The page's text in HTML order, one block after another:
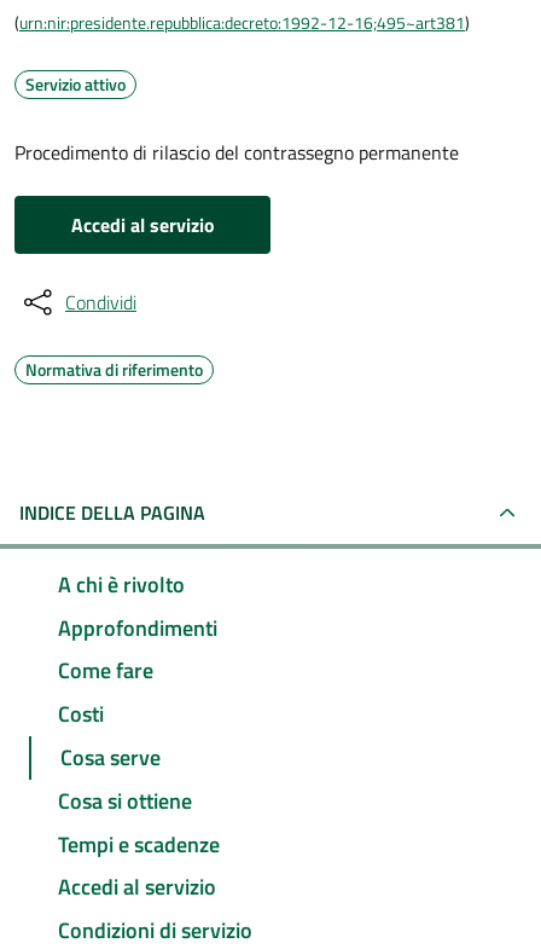
(urn:nir:presidente.repubblica:decreto:1992-12-16;495~art381)
Servizio attivo
Procedimento di rilascio del contrassegno permanente
Accedi al servizio
Condividi
Normativa di riferimento
INDICE DELLA PAGINA
A chi è rivolto
Approfondimenti
Come fare
Costi
Cosa serve
Cosa si ottiene
Tempi e scadenze
Accedi al servizio
Condizioni di servizio